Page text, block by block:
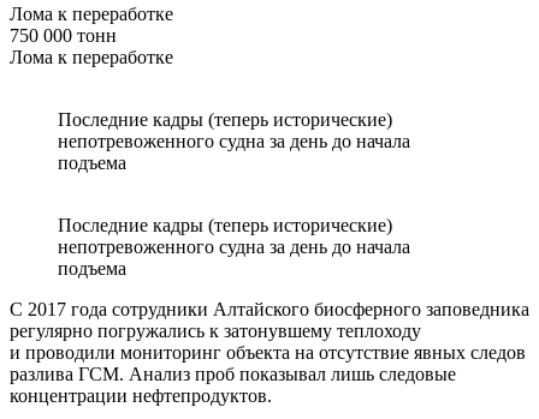
Лома к переработке
750 000 тонн
Лома к переработке
Последние кадры (теперь исторические)
непотревоженного судна за день до начала
подъема
Последние кадры (теперь исторические)
непотревоженного судна за день до начала
подъема
С 2017 года сотрудники Алтайского биосферного заповедника
регулярно погружались к затонувшему теплоходу
и проводили мониторинг объекта на отсутствие явных следов
разлива ГСМ. Анализ проб показывал лишь следовые
концентрации нефтепродуктов.